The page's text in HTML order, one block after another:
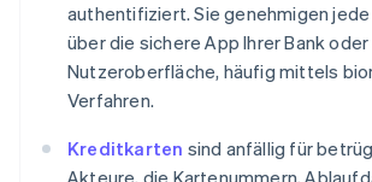
authentifiziert. Sie genehmigen
über die sichere App Ihrer Bank
Nutzeroberfläche, häufig mittels
Verfahren.
Kreditkarten sind anfällig für